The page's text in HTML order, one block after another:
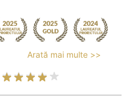
Arată mai multe >>